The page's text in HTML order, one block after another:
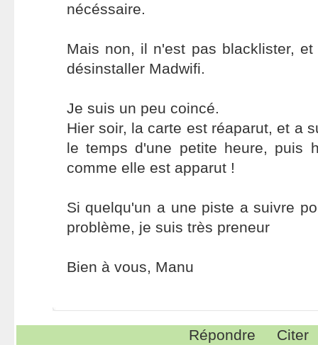
nécéssaire.
Mais non, il n'est pas blacklister,
désinstaller Madwifi.
Je suis un peu coincé.
Hier soir, la carte est réaparut, et a
le temps d'une petite heure, puis
comme elle est apparut !
Si quelqu'un a une piste a suivre
problème, je suis très preneur
Bien à vous, Manu
Répondre Citer